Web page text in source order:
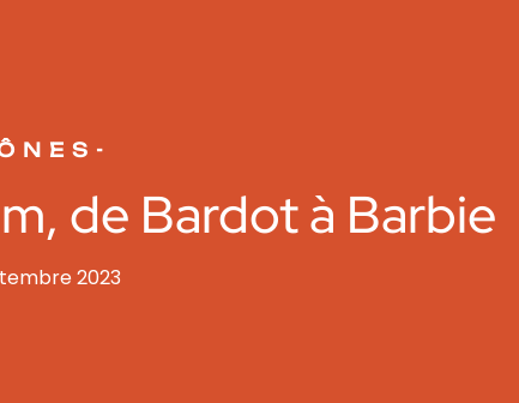
-
de Bardot à Barbie
2023